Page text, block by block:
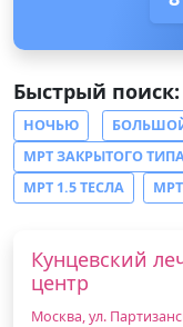
Быстрый поиск:
НОЧЬЮ
МРТ ЗАКРЫТОГО
МРТ 1.5 ТЕСЛА
Кунцевский
центр
Москва, ул.